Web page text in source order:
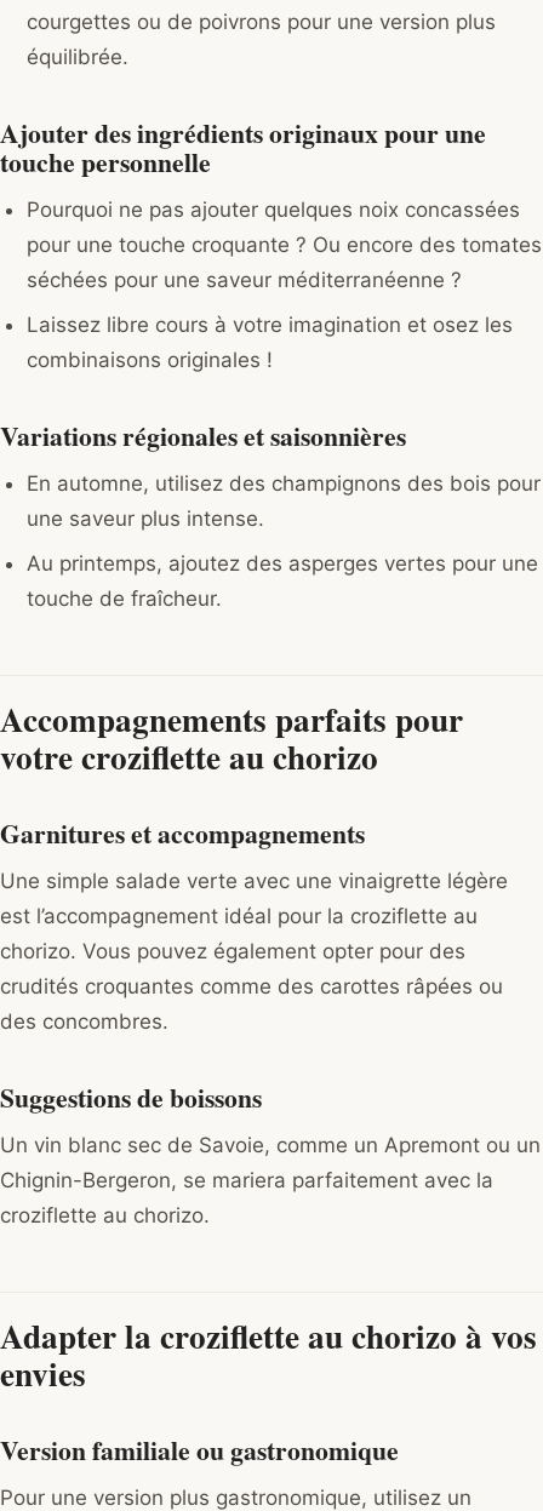
courgettes ou de poivrons pour une version plus
équilibrée.
Ajouter des ingrédients originaux pour une
touche personnelle
Pourquoi ne pas ajouter quelques noix concassées
pour une touche croquante ? Ou encore des tomates
séchées pour une saveur méditerranéenne ?
Laissez libre cours à votre imagination et osez les
combinaisons originales !
Variations régionales et saisonnières
En automne, utilisez des champignons des bois pour
une saveur plus intense.
Au printemps, ajoutez des asperges vertes pour une
touche de fraîcheur.
Accompagnements parfaits pour
votre croziflette au chorizo
Garnitures et accompagnements
Une simple salade verte avec une vinaigrette légère
est l’accompagnement idéal pour la croziflette au
chorizo. Vous pouvez également opter pour des
crudités croquantes comme des carottes râpées ou
des concombres.
Suggestions de boissons
Un vin blanc sec de Savoie, comme un Apremont ou un
Chignin-Bergeron, se mariera parfaitement avec la
croziflette au chorizo.
Adapter la croziflette au chorizo à vos
envies
Version familiale ou gastronomique
Pour une version plus gastronomique, utilisez un